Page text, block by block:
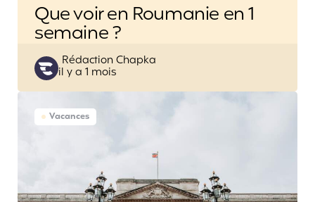
Que voir en Roumanie en 1
semaine ?
Posted
by
Rédaction Chapka
il y a 1 mois
Vacances